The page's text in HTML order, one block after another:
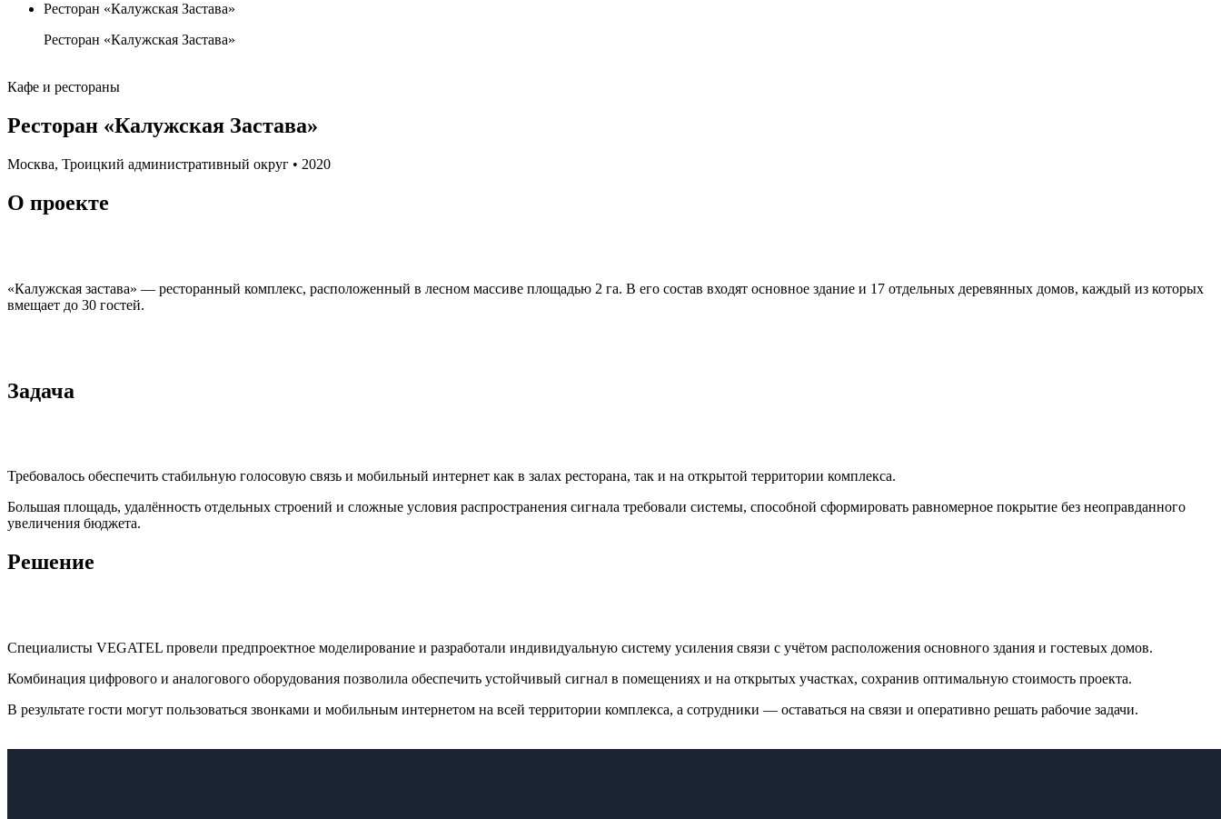
Ресторан «Калужская Застава»
Ресторан «Калужская Застава»
Кафе и рестораны
Ресторан «Калужская Застава»
Москва, Троицкий административный округ • 2020
О проекте
«Калужская застава» — ресторанный комплекс, расположенный в лесном массиве площадью 2 га. В его состав входят основное здание и 17 отдельных деревянных домов, каждый из которых
вмещает до 30 гостей.
Задача
Требовалось обеспечить стабильную голосовую связь и мобильный интернет как в залах ресторана, так и на открытой территории комплекса.
Большая площадь, удалённость отдельных строений и сложные условия распространения сигнала требовали системы, способной сформировать равномерное покрытие без неоправданного
увеличения бюджета.
Решение
Специалисты VEGATEL провели предпроектное моделирование и разработали индивидуальную систему усиления связи с учётом расположения основного здания и гостевых домов.
Комбинация цифрового и аналогового оборудования позволила обеспечить устойчивый сигнал в помещениях и на открытых участках, сохранив оптимальную стоимость проекта.
В результате гости могут пользоваться звонками и мобильным интернетом на всей территории комплекса, а сотрудники — оставаться на связи и оперативно решать рабочие задачи.